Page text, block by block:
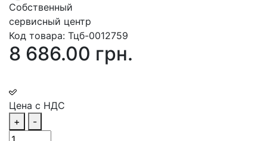
Собственный
сервисный центр
Код товара: Тцб-0012759
8 686.00 грн.
Цена с НДС
+
-